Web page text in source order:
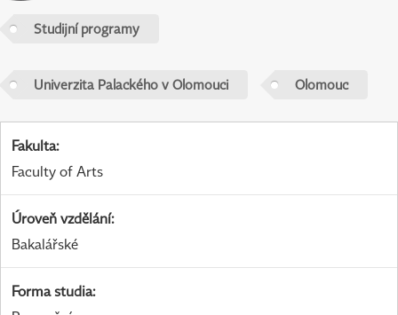
Studijní programy
Univerzita Palackého v Olomouci Olomouc
Fakulta:
Faculty of Arts
Úroveň vzdělání:
Bakalářské
Forma studia: